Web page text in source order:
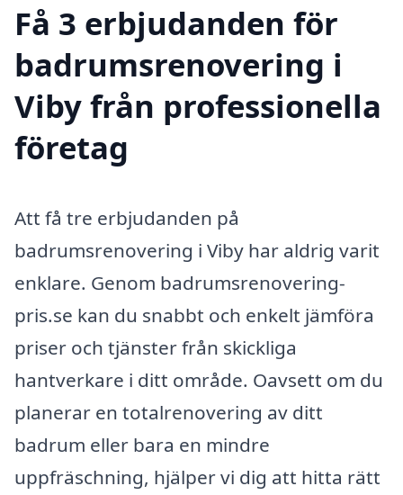
Få 3 erbjudanden för
badrumsrenovering i
Viby från professionella
företag
Att få tre erbjudanden på
badrumsrenovering i Viby har aldrig varit
enklare. Genom badrumsrenovering-
pris.se kan du snabbt och enkelt jämföra
priser och tjänster från skickliga
hantverkare i ditt område. Oavsett om du
planerar en totalrenovering av ditt
badrum eller bara en mindre
uppfräschning, hjälper vi dig att hitta rätt